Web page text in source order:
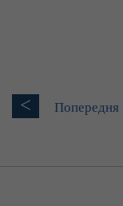
< Попередня